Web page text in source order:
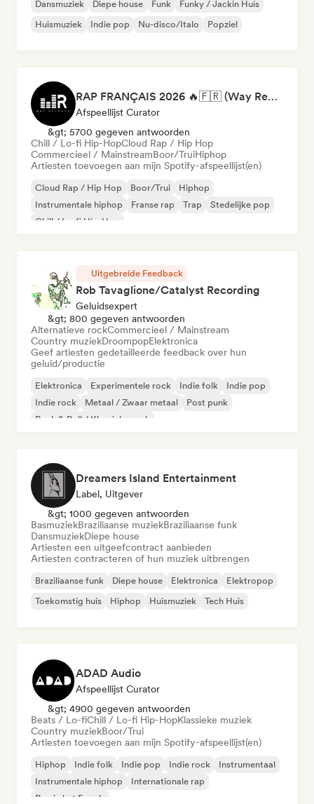
Dansmuziek Diepe house Funk
Funky / Jackin Huis
Huismuziek
Indie pop Nu-disco/Italo Popziel
RAP FRANÇAIS 2026 🔥🇫🇷 (Way Records)
Afspeellijst Curator
&gt; 5700 gegeven antwoorden
Chill / Lo-fi Hip-HopCloud Rap / Hip Hop
Commercieel / MainstreamBoor/TruiHiphop
Artiesten toevoegen aan mijn Spotify-afspeellijst(en)
Cloud Rap / Hip Hop Boor/Trui
Hiphop
Instrumentale hiphop
Franse rap Trap
Stedelijke pop
Chill / Lo-fi Hip-Hop
Uitgebreide Feedback
Rob Tavaglione/Catalyst Recording
Geluidsexpert
&gt; 800 gegeven antwoorden
Alternatieve rockCommercieel / Mainstream
Country muziekDroompopElektronica
Geef artiesten gedetailleerde feedback over hun
geluid/productie
Elektronica Experimentele rock Indie folk
Indie pop
Indie rock
Metaal / Zwaar metaal
Post punk
Rock & Roll / Klassieke rock
Dreamers Island Entertainment
Label, Uitgever
&gt; 1000 gegeven antwoorden
BasmuziekBraziliaanse muziekBraziliaanse funk
DansmuziekDiepe house
Artiesten een uitgeefcontract aanbieden
Artiesten contracteren of hun muziek uitbrengen
Braziliaanse funk Diepe house Elektronica
Elektropop
Toekomstig huis
Hiphop Huismuziek Tech Huis
ADAD Audio
Afspeellijst Curator
&gt; 4900 gegeven antwoorden
Beats / Lo-fiChill / Lo-fi Hip-HopKlassieke muziek
Country muziekBoor/Trui
Artiesten toevoegen aan mijn Spotify-afspeellijst(en)
Hiphop Indie folk Indie pop Indie rock
Instrumentaal
Instrumentale hiphop
Internationale rap
Rap in het Engels